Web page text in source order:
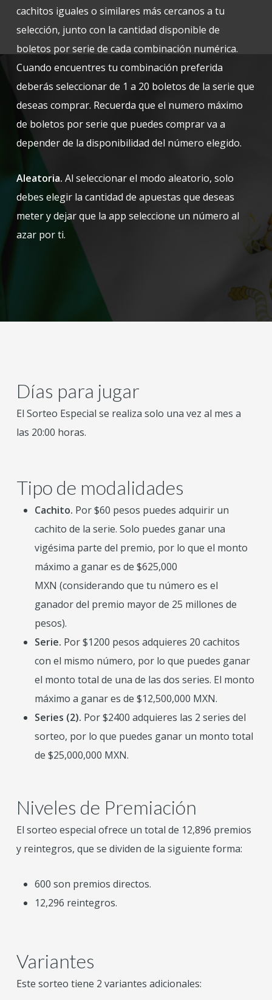
cachitos iguales o similares más cercanos a tu
selección, junto con la cantidad disponible de
boletos por serie de cada combinación numérica.
Cuando encuentres tu combinación preferida
deberás seleccionar de 1 a 20 boletos de la serie que
deseas comprar. Recuerda que el numero máximo
de boletos por serie que puedes comprar va a
depender de la disponibilidad del número elegido.
Aleatoria. Al seleccionar el modo aleatorio, solo
debes elegir la cantidad de apuestas que deseas
meter y dejar que la app seleccione un número al
azar por ti.
Días para jugar
El Sorteo Especial se realiza solo una vez al mes a
las 20:00 horas.
Tipo de modalidades
Cachito. Por $60 pesos puedes adquirir un
cachito de la serie. Solo puedes ganar una
vigésima parte del premio, por lo que el monto
máximo a ganar es de $625,000
MXN (considerando que tu número es el
ganador del premio mayor de 25 millones de
pesos).
Serie. Por $1200 pesos adquieres 20 cachitos
con el mismo número, por lo que puedes ganar
el monto total de una de las dos series. El monto
máximo a ganar es de $12,500,000 MXN.
Series (2). Por $2400 adquieres las 2 series del
sorteo, por lo que puedes ganar un monto total
de $25,000,000 MXN.
Niveles de Premiación
El sorteo especial ofrece un total de 12,896 premios
y reintegros, que se dividen de la siguiente forma:
600 son premios directos.
12,296 reintegros.
Variantes
Este sorteo tiene 2 variantes adicionales: